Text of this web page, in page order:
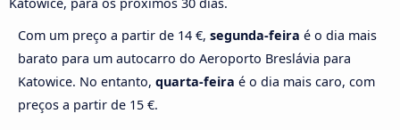
Com um preço a partir de 14 €, segunda-feira é o dia mais
barato para um autocarro do Aeroporto Breslávia para
Katowice. No entanto, quarta-feira é o dia mais caro, com
preços a partir de 15 €.